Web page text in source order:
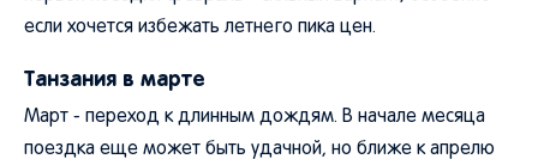
если хочется избежать летнего пика цен.
Танзания в марте
Март - переход к длинным дождям. В начале месяца
поездка еще может быть удачной, но ближе к апрелю